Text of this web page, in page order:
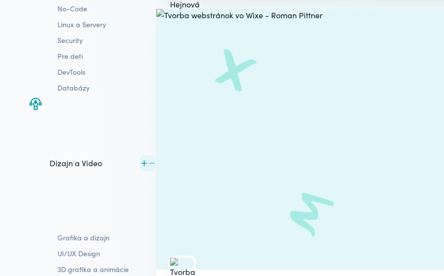
No-Code
Linux a Servery
Security
Pre deti
DevTools
Databázy
Dizajn a Video
Grafika a dizajn
UI/UX Design
3D grafika a animácie